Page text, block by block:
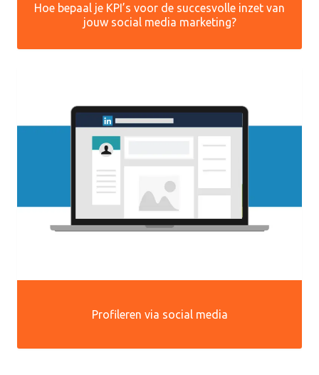
Hoe bepaal je KPI’s voor de succesvolle inzet van
jouw social media marketing?
Profileren via social media